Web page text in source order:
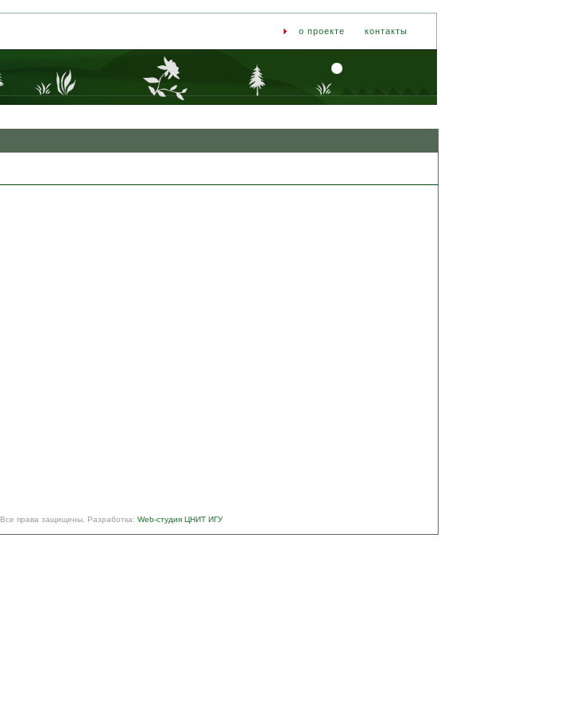
о проекте контакты
права защищены. Разработка: Web-студия ЦНИТ ИГУ